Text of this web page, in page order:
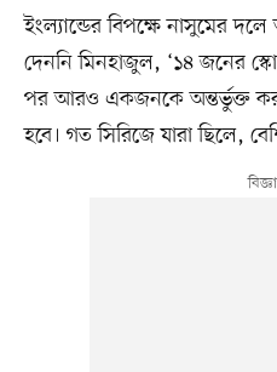
ইংল্যান্ডের বিপক্ষে নাসুমের
দেননি মিনহাজুল, ‘১৪ জনের
পর আরও একজনকে অন্তর্ভুক্ত
হবে। গত সিরিজে যারা ছিলে,